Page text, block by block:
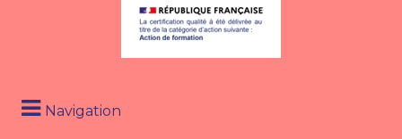
Navigation